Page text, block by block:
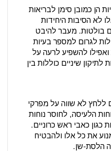
הן כמובן סימן לבריאות
לא הסיבות היחידות
בולטות. מעבר להיבט
לגרום למספר בעיות
להשפיע לרעה על
שיניים כוללות בין
ללחץ לא שווה על מפרקי
הלעיסה, לחוסר נוחות
כגון כאבי ראש כרוניים.
את כל אלו ולהבטיח
הלסת-שן.